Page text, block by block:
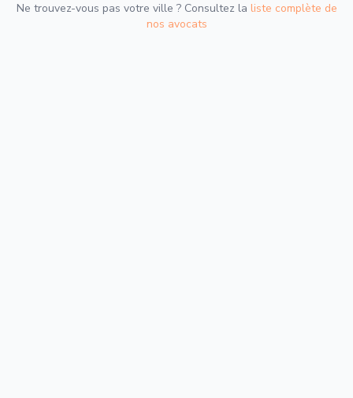
Ne trouvez-vous pas votre ville ? Consultez la liste complète de
nos avocats